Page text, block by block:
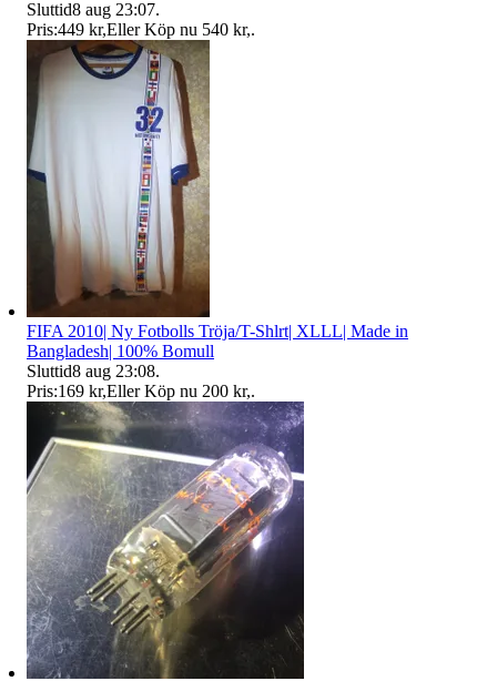
Sluttid8 aug 23:07.
Pris:449 kr,Eller Köp nu 540 kr,.
FIFA 2010| Ny Fotbolls Tröja/T-Shlrt| XLLL| Made in
Bangladesh| 100% Bomull
Sluttid8 aug 23:08.
Pris:169 kr,Eller Köp nu 200 kr,.